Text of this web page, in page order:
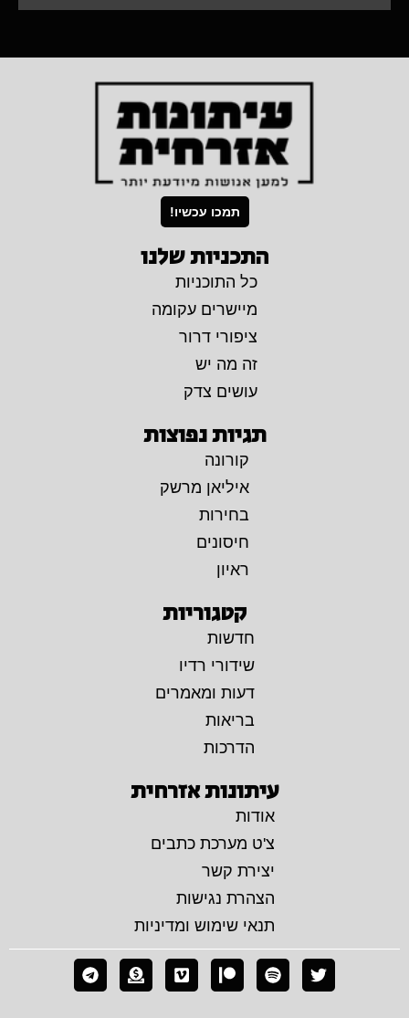
תמכו עכשיו!
התכניות שלנו
כל התוכניות
מיישרים עקומה
ציפורי דרור
זה מה יש
עושים צדק
תגיות נפוצות
קורונה
איליאן מרשק
בחירות
חיסונים
ראיון
קטגוריות
חדשות
שידורי רדיו
דעות ומאמרים
בריאות
הדרכות
עיתונות אזרחית
אודות
צ'ט מערכת כתבים
יצירת קשר
הצהרת נגישות
תנאי שימוש ומדיניות